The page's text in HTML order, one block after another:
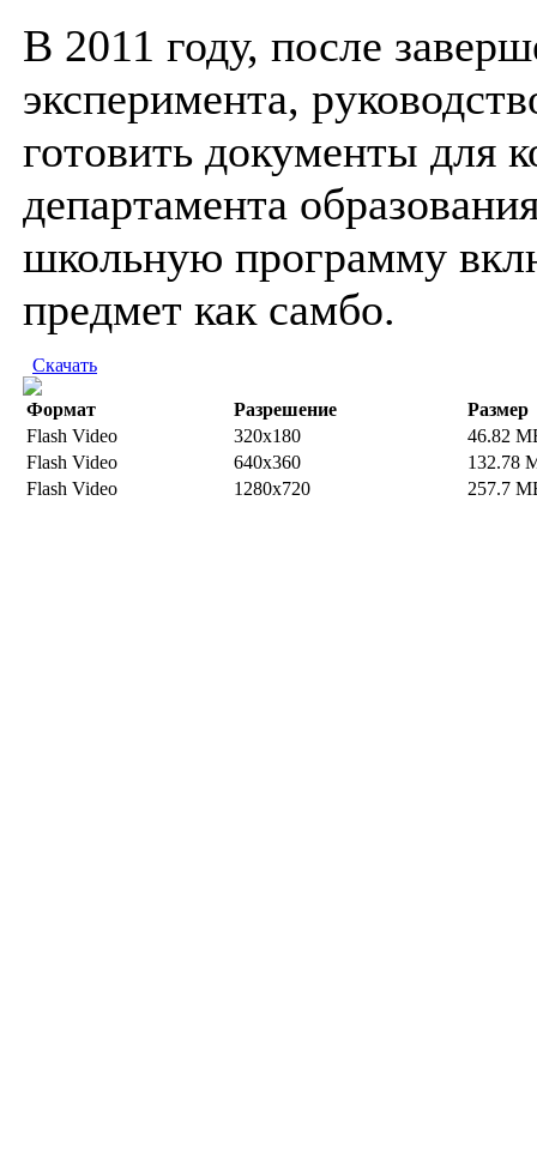
В 2011 году, после
эксперимента,
готовить документы для
департамента
школьную программу
предмет как самбо.
Скачать
Формат Разрешение
Размер
Flash Video
320x180
46.82
Flash Video
640x360
132.78
Flash Video
1280x720 257.7